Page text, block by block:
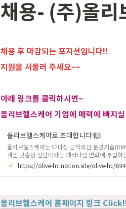
채용- (주)올리
채용 후 마감되는 포지션입니다!!
지원을 서둘러 주세요~~
아래 링크를 클릭하시면~
올리브헬스케어 기업에 매력에 빠지
올리브헬스케어로 초대합니다!🙌
올리브헬스케어는 다파장 근적외선 분광기술
개인 맞춤형 진단이라는 패러다임 변화에 부합
트업 기업입니다. 현재 복부지방측정기 Bello 가
제품을 개발 중에 있습니다💪 Bello는 열심히 시
을 준비하고 있을까❔ 2006년 미국 UCSD
올리브헬스케어 홈페이지 링크